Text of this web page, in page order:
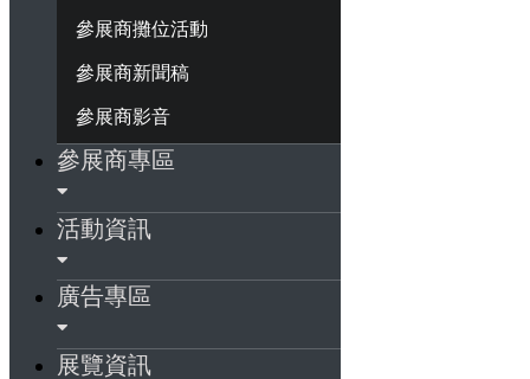
參展商攤位活動
參展商新聞稿
參展商影音
參展商專區
活動資訊
廣告專區
展覽資訊